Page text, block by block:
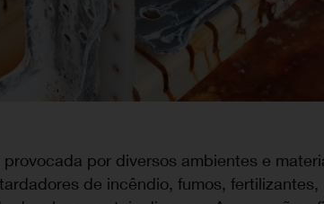
por diversos ambientes e
de incêndio, fumos,